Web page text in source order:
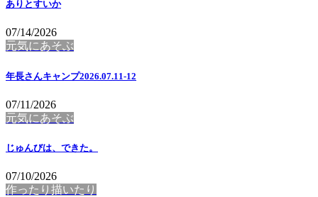
ありとすいか
07/14/2026
元気にあそぶ
年長さんキャンプ2026.07.11-12
07/11/2026
元気にあそぶ
じゅんびは、できた。
07/10/2026
作ったり描いたり